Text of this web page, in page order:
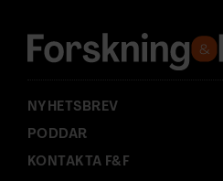
s
:
NYHETSBREV
PODDAR
KONTAKTA F&F